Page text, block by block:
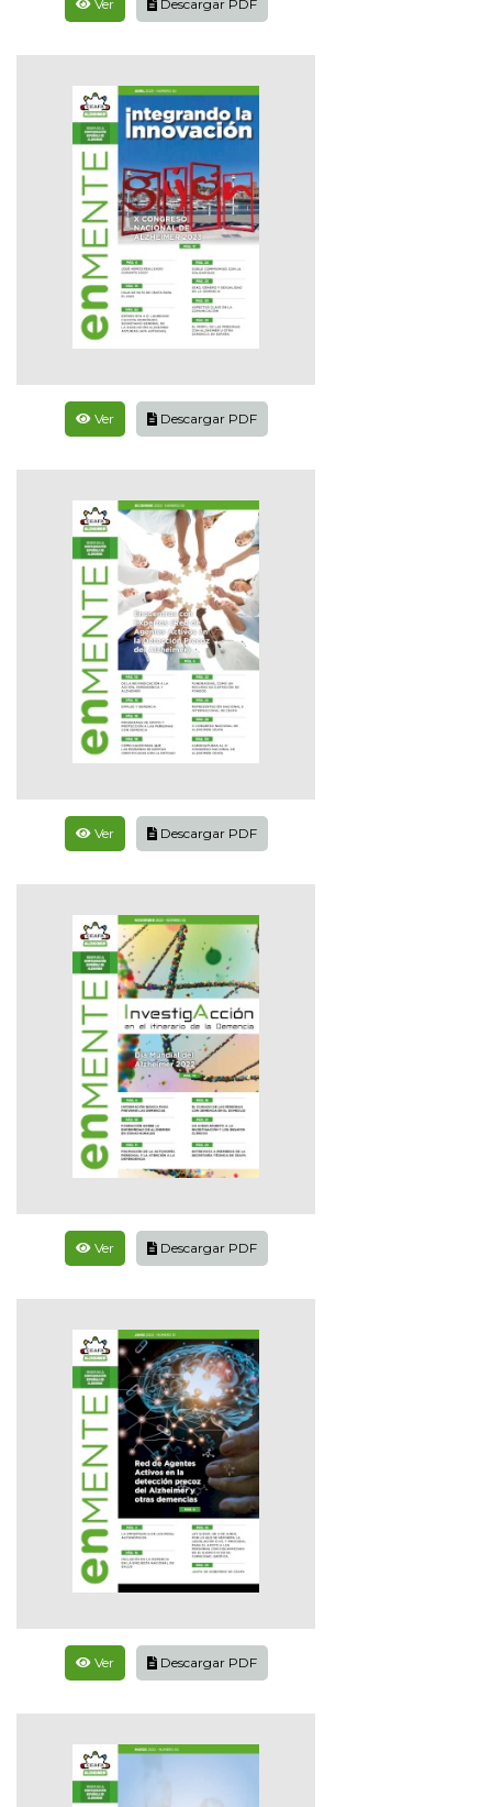
Ver Descargar PDF
Ver Descargar PDF
Ver Descargar PDF
Ver Descargar PDF
Ver Descargar PDF